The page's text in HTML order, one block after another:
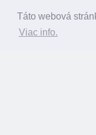
Táto webová
Viac info.